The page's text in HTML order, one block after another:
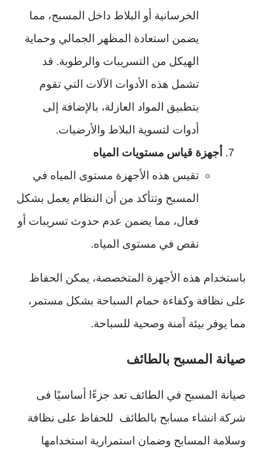
الخرسانية أو البلاط داخل المسبح، مما
يضمن استعادة المظهر الجمالي وحماية
الهيكل من التسريبات والرطوبة. قد
تشمل هذه الأدوات الآلات التي تقوم
بتطبيق المواد العازلة، بالإضافة إلى
أدوات لتسوية البلاط والأرضيات.
أجهزة قياس مستويات المياه
تقيس هذه الأجهزة مستوى المياه في
المسبح وتتأكد من أن النظام يعمل بشكل
فعال، مما يضمن عدم حدوث تسريبات أو
نقص في مستوى المياه.
باستخدام هذه الأجهزة المتخصصة، يمكن الحفاظ
على نظافة وكفاءة حمام السباحة بشكل مستمر،
مما يوفر بيئة آمنة وصحية للسباحة.
صيانة المسبح بالطائف
صيانة المسبح في الطائف تعد جزءًا أساسيًا فى
شركة انشاء مسابح بالطائف للحفاظ على نظافة
وسلامة المسابح وضمان استمرارية استخدامها